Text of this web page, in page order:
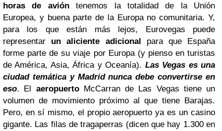
horas de avióntenemos la totalidad de la Unión
Europea, y buena parte de la Europa no comunitaria. Y,
para los que están más lejos, Eurovegas puede
representar un aliciente adicional para que España
forme parte de su viaje por Europa (y pienso en turistas
de América, Asia, África y Oceanía). Las Vegas es una
ciudad temática y Madrid nunca debe convertirse en
eso. El aeropuertoMcCarran de Las Vegas tiene un
volumen de movimiento próximo al que tiene Barajas.
Pero, en sí mismo, el propio aeropuerto ya es un casino
gigante. Las filas de tragaperras (dicen que hay 1.300 en